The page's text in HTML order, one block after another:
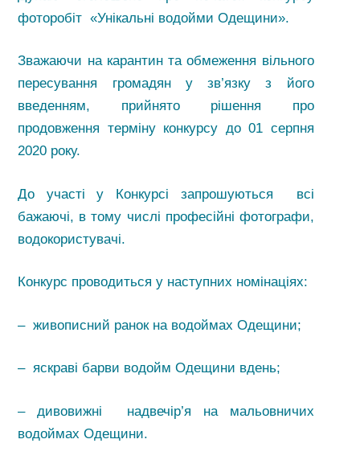
фоторобіт «Унікальні водойми Одещини».
Зважаючи на карантин та обмеження вільного
пересування громадян у зв’язку з його
введенням, прийнято рішення про
продовження терміну конкурсу до 01 серпня
2020 року.
До участі у Конкурсі запрошуються всі
бажаючі, в тому числі професійні фотографи,
водокористувачі.
Конкурс проводиться у наступних номінаціях:
– живописний ранок на водоймах Одещини;
– яскраві барви водойм Одещини вдень;
– дивовижні надвечір’я на мальовничих
водоймах Одещини.